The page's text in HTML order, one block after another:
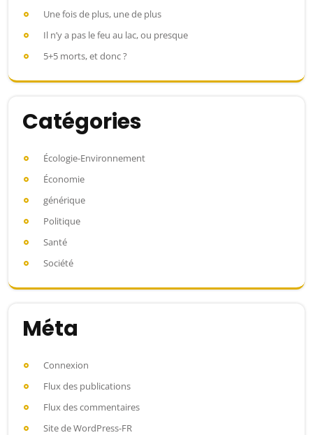
Une fois de plus, une de plus
Il n’y a pas le feu au lac, ou presque
5+5 morts, et donc ?
Catégories
Écologie-Environnement
Économie
générique
Politique
Santé
Société
Méta
Connexion
Flux des publications
Flux des commentaires
Site de WordPress-FR